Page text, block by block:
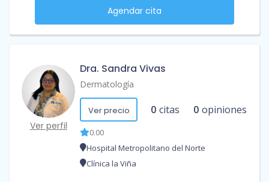
Agendar cita
Ver perfil
Dra. Sandra Vivas
Dermatología
Ver precio 0 citas 0 opiniones
0.00
Hospital Metropolitano del Norte
Clínica la Viña